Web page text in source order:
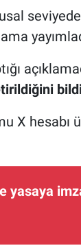
X hesabı
yasaya